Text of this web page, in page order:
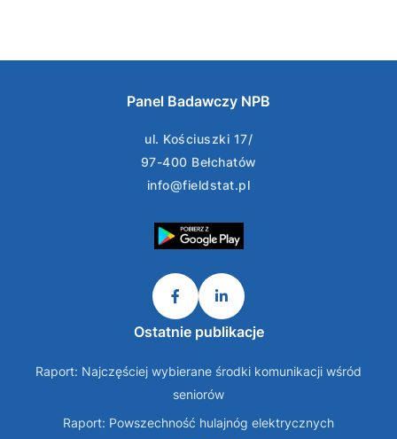
Panel Badawczy NPB
ul. Kościuszki 17/
97-400 Bełchatów
info@fieldstat.pl
Ostatnie publikacje
Raport: Najczęściej wybierane środki komunikacji wśród
seniorów
Raport: Powszechność hulajnóg elektrycznych